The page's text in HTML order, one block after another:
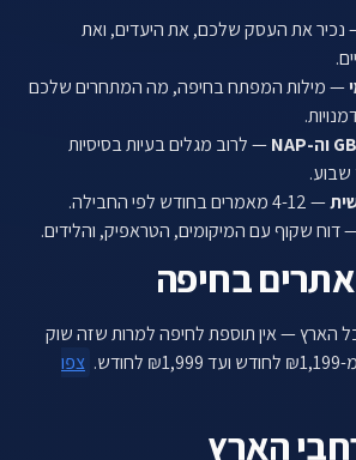
נכיר את העסק שלכם, את היעדים, ואת
— מילות המפתח בחיפה, מה המתחרים שלכם
— לרוב מגלים בעיות בסיסיות
— 4-12 מאמרים בחודש לפי החבילה.
דוח שקוף עם המיקומים, הטראפיק, והלידים.
בחיפה
הארץ — אין תוספת לחיפה למרות שזה שוק
צפו
הארץ